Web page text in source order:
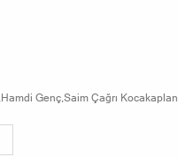
Genç,Saim Çağrı Kocakaplan